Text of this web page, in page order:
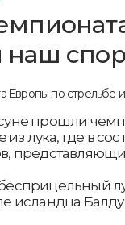
наш
прошли
из лука, где в
исландца